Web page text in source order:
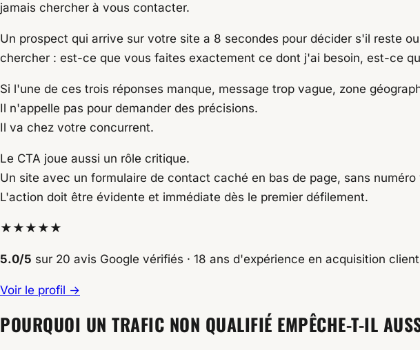
jamais chercher à vous contacter.
Un prospect qui arrive sur votre site a 8 secondes pour décider s'il reste
chercher : est-ce que vous faites exactement ce dont j'ai besoin, est-ce
Si l'une de ces trois réponses manque, message trop vague, zone
Il n'appelle pas pour demander des précisions.
Il va chez votre concurrent.
Le CTA joue aussi un rôle critique.
Un site avec un formulaire de contact caché en bas de page, sans
L'action doit être évidente et immédiate dès le premier défilement.
★★★★★
5.0/5 sur 20 avis Google vérifiés · 18 ans d'expérience en acquisition
Voir le profil →
POURQUOI UN TRAFIC NON QUALIFIÉ EMPÊCHE-T-IL